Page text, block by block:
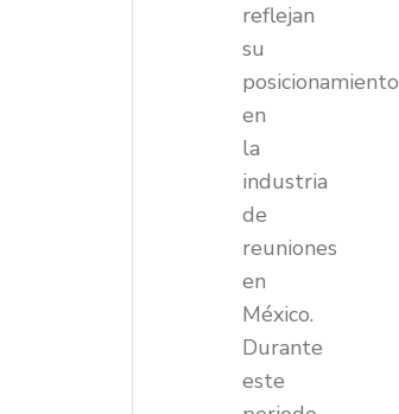
reflejan
su
posicionamiento
en
la
industria
de
reuniones
en
México.
Durante
este